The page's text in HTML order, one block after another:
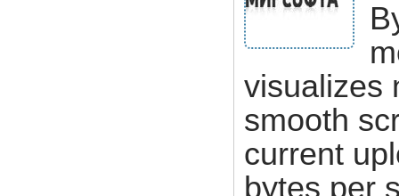
visualizes
smooth
current
bytes per